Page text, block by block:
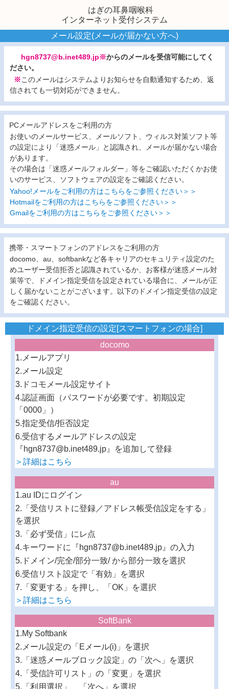
はぎの耳鼻咽喉科
インターネット受付システム
メール設定(メールが届かない方へ)
hgn8737@b.inet489.jp※からのメールを受信可能にしてく
ださい。
※このメールはシステムよりお知らせを自動通知するため、返
信されても一切対応ができません。
PCメールアドレスをご利用の方
お使いのメールサービス、メールソフト、ウィルス対策ソフト等
の設定により「迷惑メール」と認識され、メールが届かない場合
があります。
その場合は「迷惑メールフォルダー」等をご確認いただくかお使
いのサービス、ソフトウェアの設定をご確認ください。
Yahoo!メールをご利用の方はこちらをご参照ください＞＞
Hotmailをご利用の方はこちらをご参照ください＞＞
Gmailをご利用の方はこちらをご参照ください＞＞
携帯・スマートフォンのアドレスをご利用の方
docomo、au、softbankなど各キャリアのセキュリティ設定のた
めユーザー受信拒否と認識されているか、お客様が迷惑メール対
策等で、ドメイン指定受信を設定されている場合に、メールが正
しく届かないことがございます。以下のドメイン指定受信の設定
をご確認ください。
ドメイン指定受信の設定[スマートフォンの場合]
docomo
1.メールアプリ
2.メール設定
3.ドコモメール設定サイト
4.認証画面（パスワードが必要です。初期設定
「0000」）
5.指定受信/拒否設定
6.受信するメールアドレスの設定
『hgn8737@b.inet489.jp』を追加して登録
＞詳細はこちら
au
1.au IDにログイン
2.「受信リストに登録／アドレス帳受信設定をする」
を選択
3.「必ず受信」にレ点
4.キーワードに『hgn8737@b.inet489.jp』の入力
5.ドメイン/完全/部分一致/ から部分一致を選択
6.受信リスト設定で「有効」を選択
7.「変更する」を押し、「OK」を選択
＞詳細はこちら
SoftBank
1.My Softbank
2.メール設定の「Eメール(i)」を選択
3.「迷惑メールブロック設定」の「次へ」を選択
4.「受信許可リスト」の「変更」を選択
5.「利用選択」、「次へ」を選択